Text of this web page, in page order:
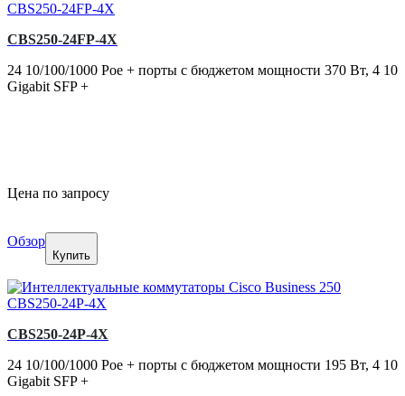
CBS250-24FP-4X
24 10/100/1000 Poe + порты с бюджетом мощности 370 Вт, 4 10
Gigabit SFP +
Цена по запросу
Обзор
Купить
CBS250-24P-4X
24 10/100/1000 Poe + порты с бюджетом мощности 195 Вт, 4 10
Gigabit SFP +